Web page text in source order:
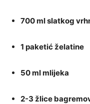
700 ml slatkog
1 paketić želatine
50 ml mlijeka
2-3 žlice